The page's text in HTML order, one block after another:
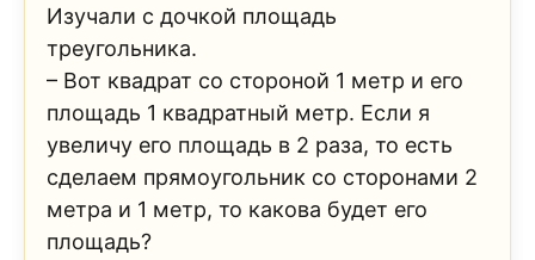
Изучали с дочкой площадь
треугольника.
– Вот квадрат со стороной 1 метр и его
площадь 1 квадратный метр. Если я
увеличу его площадь в 2 раза, то есть
сделаем прямоугольник со сторонами 2
метра и 1 метр, то какова будет его
площадь?